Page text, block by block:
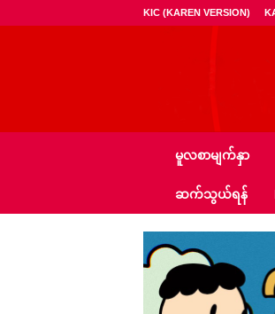
KIC (KAREN VERSION)
–
မူလစာမျက်နှာ
ဆက်သွယ်ရန်